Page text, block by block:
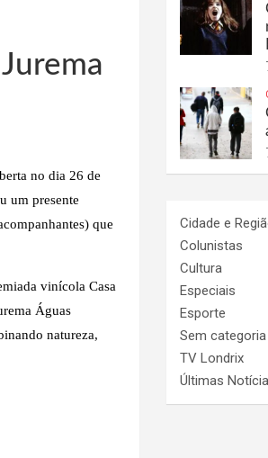
no dia 26 de
um presente
que
vinícola Casa
Águas
natureza,
Cidade e
Colunistas
Cultura
Especiais
Esporte
Sem categoria
TV Londrix
Últimas